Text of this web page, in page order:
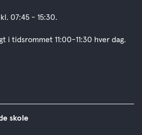
07:45 - 15:30.
i tidsrommet 11:00-11:30 hver dag.
skole